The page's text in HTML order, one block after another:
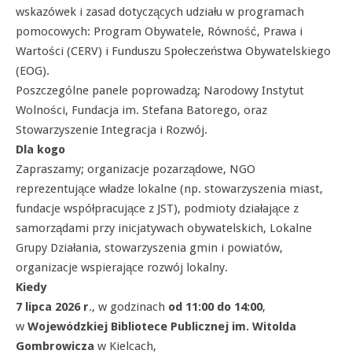
wskazówek i zasad dotyczących udziału w programach
pomocowych: Program Obywatele, Równość, Prawa i
Wartości (CERV) i Funduszu Społeczeństwa Obywatelskiego
(EOG).
Poszczególne panele poprowadzą; Narodowy Instytut
Wolności, Fundacja im. Stefana Batorego, oraz
Stowarzyszenie Integracja i Rozwój.
Dla kogo
Zapraszamy; organizacje pozarządowe, NGO
reprezentujące władze lokalne (np. stowarzyszenia miast,
fundacje współpracujące z JST), podmioty działające z
samorządami przy inicjatywach obywatelskich, Lokalne
Grupy Działania, stowarzyszenia gmin i powiatów,
organizacje wspierające rozwój lokalny.
Kiedy
7 lipca 2026 r., w godzinach od 11:00 do 14:00,
w Wojewódzkiej Bibliotece Publicznej im. Witolda
Gombrowicza w Kielcach,